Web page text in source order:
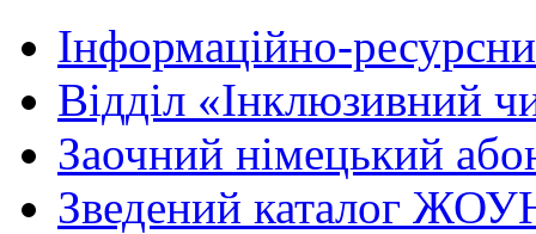
Інформаційно-
Вiддiл «Інклюзивний
Заочний німецький
Зведений каталог